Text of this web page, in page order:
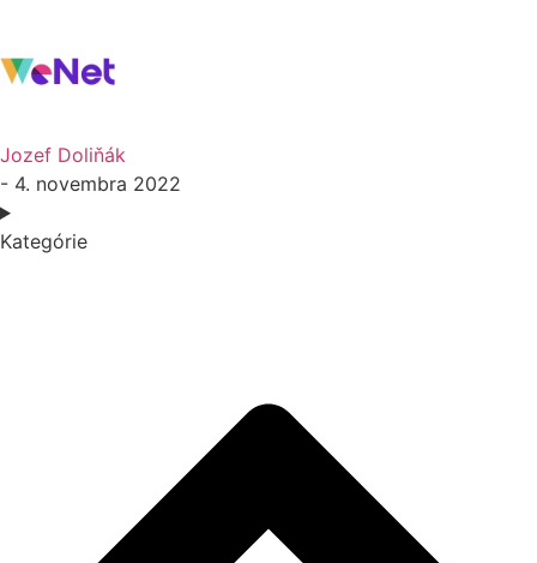
Jozef Doliňák
- 4. novembra 2022
Kategórie